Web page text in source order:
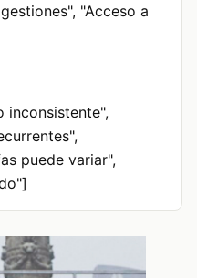
"Acceso a
inconsistente",
puede variar",